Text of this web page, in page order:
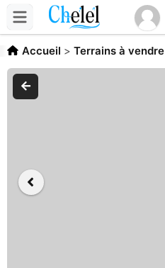
Accueil > Terrains à vendre